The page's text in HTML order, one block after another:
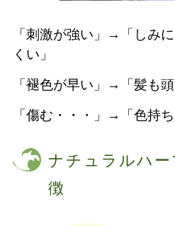
「刺激が強い」→「しみ
くい」
「褪色が早い」→「髪も
「傷む・・・」→「色持ち
ナチュラルハ
徴